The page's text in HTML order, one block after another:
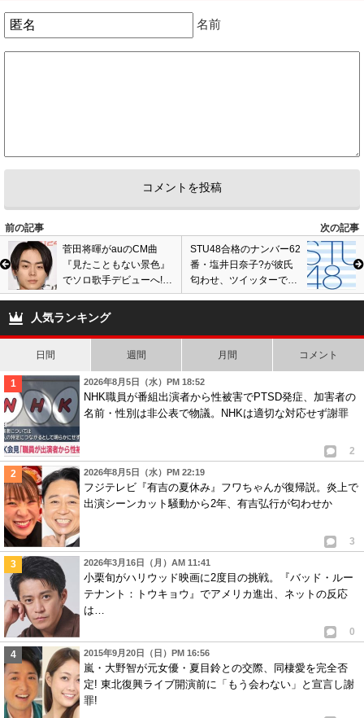
名前
前の記事
次の記事
菅田将暉がauのCM曲
『見たこともない景色』
でソロ歌手デビューへ!
ネットではゴリ押し批
判、俳優業に専念を望む
STU48合格のナンバー62
番・塩井日奈子?が彼氏
匂わせ、ツイッターで
「恋愛禁止じゃない嬉し
人気ランキング
日間 週間 月間 コメント
2026年8月5日（水）PM 18:52
NHK職員が番組出演者から性被害でPTSD発症、加害者の
名前・性別は非公表で物議。NHKは適切な対応せず謝罪
2
2026年8月5日（水）PM 22:19
フジテレビ『有吉の夏休み』フワちゃんが復帰説。炎上で
出演シーンカット騒動から2年、有吉弘行が匂わせか
3
2026年3月16日（月）AM 11:41
小栗旬がハリウッド映画に2度目の挑戦。『バッド・ルー
テナント：トウキョウ』でアメリカ進出、ネットの反応
は…
0
2015年9月20日（日）PM 16:56
嵐・大野智が元女優・夏目鈴との交際、同棲愛を完全否
定! 東北復興ライブ開演前に「もう会わない」と宣言し謝
罪!